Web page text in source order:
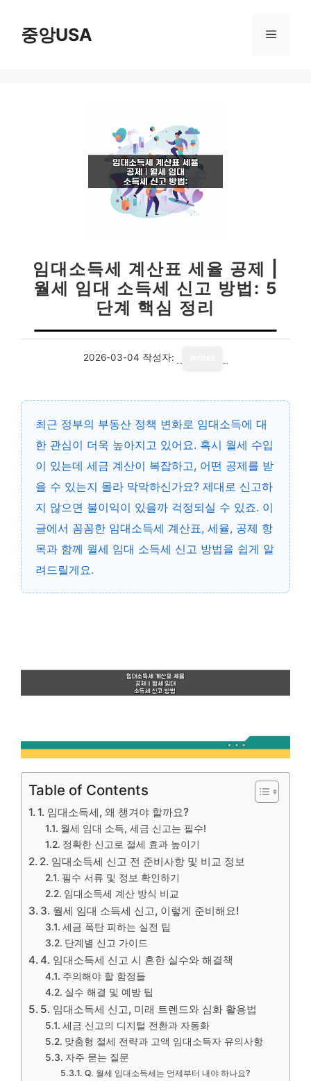
중앙USA 메
임대소득세 계산표 세율 공제 |
월세 임대 소득세 신고 방법: 5
단계 핵심 정리
2026-03-04 작성자:
최근 정부의 부동산 정책 변화로 임대소득에 대
한 관심이 더욱 높아지고 있어요. 혹시 월세 수입
이 있는데 세금 계산이 복잡하고, 어떤 공제를 받
을 수 있는지 몰라 막막하신가요? 제대로 신고하
지 않으면 불이익이 있을까 걱정되실 수 있죠. 이
글에서 꼼꼼한 임대소득세 계산표, 세율, 공제 항
목과 함께 월세 임대 소득세 신고 방법을 쉽게 알
려드릴게요.
Table of Contents
1. 임대소득세, 왜 챙겨야 할까요?
월세 임대 소득, 세금 신고는 필수!
정확한 신고로 절세 효과 높이기
2. 임대소득세 신고 전 준비사항 및 비교 정보
필수 서류 및 정보 확인하기
임대소득세 계산 방식 비교
3. 월세 임대 소득세 신고, 이렇게 준비해요!
세금 폭탄 피하는 실전 팁
단계별 신고 가이드
4. 임대소득세 신고 시 흔한 실수와 해결책
주의해야 할 함정들
실수 해결 및 예방 팁
5. 임대소득세 신고, 미래 트렌드와 심화 활용법
세금 신고의 디지털 전환과 자동화
맞춤형 절세 전략과 고액 임대소득자 유의사항
자주 묻는 질문
Q. 월세 임대소득세는 언제부터 내야 하나요?